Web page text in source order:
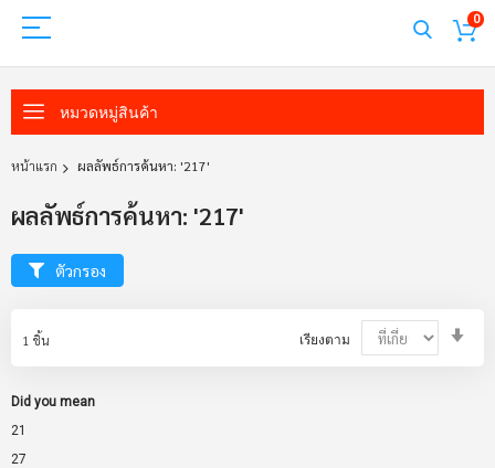
0
หมวดหมู่สินค้า
หน้าแรก ผลลัพธ์การค้นหา: '217'
ผลลัพธ์การค้นหา: '217'
1 ชิ้น เรียงตาม
Did you mean
21
27
ตัวกรอง